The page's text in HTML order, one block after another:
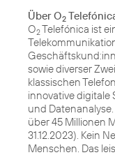
Über O2
O2Telefónica ist
sowie diverser
klassischen
innovative digitale
und
über 45 Millionen
31.12.2023). Kein
Menschen. Das